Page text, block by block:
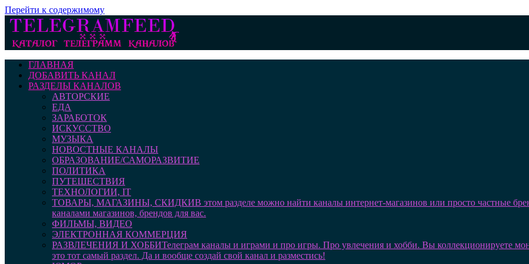
Перейти к содержимому
ГЛАВНАЯ
ДОБАВИТЬ КАНАЛ
РАЗДЕЛЫ КАНАЛОВ
АВТОРСКИЕ
ЕДА
ЗАРАБОТОК
ИСКУССТВО
МУЗЫКА
НОВОСТНЫЕ КАНАЛЫ
ОБРАЗОВАНИЕ/САМОРАЗВИТИЕ
ПОЛИТИКА
ПУТЕШЕСТВИЯ
ТЕХНОЛОГИИ, IT
ТОВАРЫ, МАГАЗИНЫ, СКИДКИВ этом разделе можно найти каналы интернет-магазинов или просто частные
каналами магазинов, брендов для вас.
ФИЛЬМЫ, ВИДЕО
ЭЛЕКТРОННАЯ КОММЕРЦИЯ
РАЗВЛЕЧЕНИЯ И ХОББИТелеграм каналы и играми и про игры. Про увлечения и хобби. Вы коллекционируете
это тот самый раздел. Да и вообще создай свой канал и разместись!